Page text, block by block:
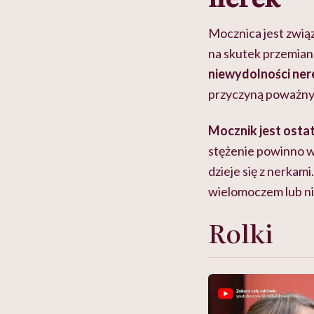
Mocznicajest
na skutek
niewydolności
przyczyną
Mocznik jest
stężenie powinno
dzieje się z
wielomoczem lub
Rolki